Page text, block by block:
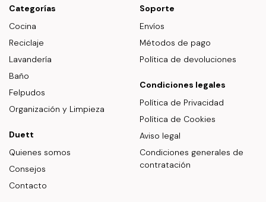
Categorías
Cocina
Reciclaje
Lavandería
Baño
Felpudos
Organización y Limpieza
Duett
Quienes somos
Consejos
Contacto
Soporte
Envíos
Métodos de pago
Política de devoluciones
Condiciones legales
Política de Privacidad
Política de Cookies
Aviso legal
Condiciones generales de
contratación